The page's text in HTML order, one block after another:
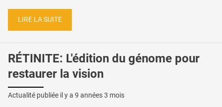
LIRE LA SUITE
RÉTINITE: L'édition du génome pour
restaurer la vision
Actualité publiée il y a 9 années 3 mois